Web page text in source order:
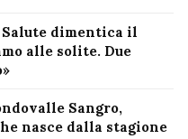
dimentica il
alle solite. Due
Sangro,
nasce dalla stagione